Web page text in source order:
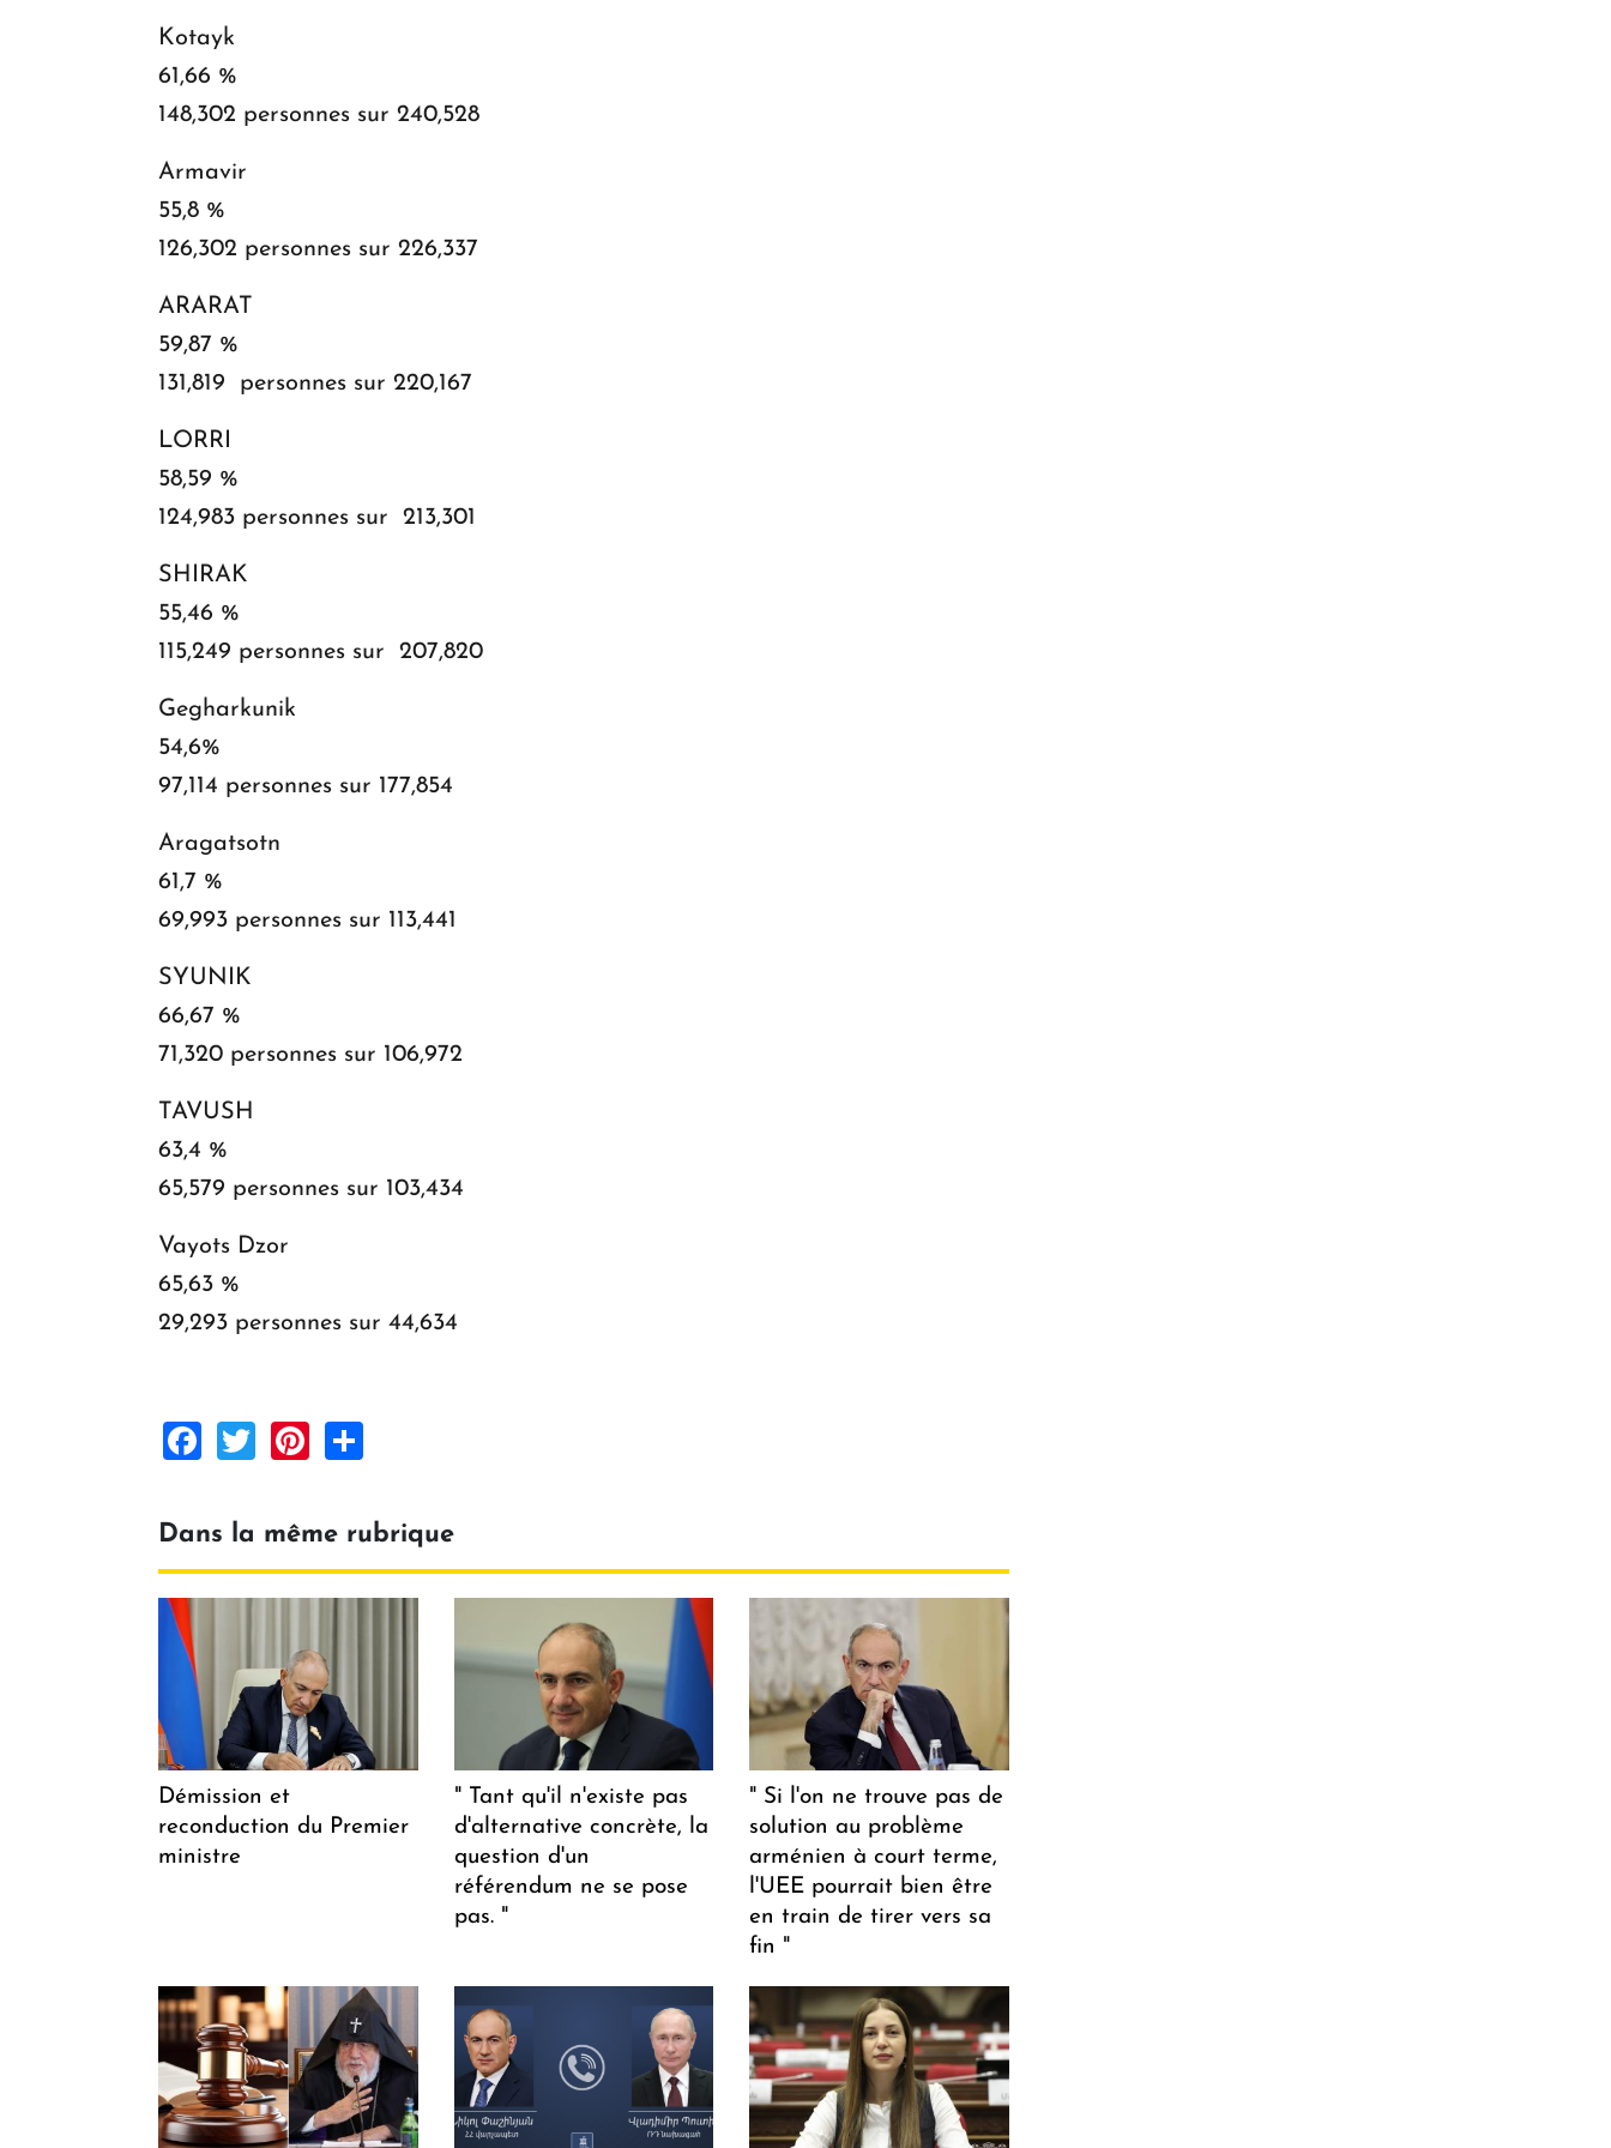
Kotayk
61,66 %
148,302 personnes sur 240,528
Armavir
55,8 %
126,302 personnes sur 226,337
ARARAT
59,87 %
131,819 personnes sur 220,167
LORRI
58,59 %
124,983 personnes sur 213,301
SHIRAK
55,46 %
115,249 personnes sur 207,820
Gegharkunik
54,6%
97,114 personnes sur 177,854
Aragatsotn
61,7 %
69,993 personnes sur 113,441
SYUNIK
66,67 %
71,320 personnes sur 106,972
TAVUSH
63,4 %
65,579 personnes sur 103,434
Vayots Dzor
65,63 %
29,293 personnes sur 44,634
Facebook
TwitterPinterest
Dans la même rubrique
Démission et
reconduction du Premier
ministre
" Tant qu'il n'existe pas
d'alternative concrète, la
question d'un
référendum ne se pose
pas. "
" Si l'on ne trouve pas de
solution au problème
arménien à court terme,
l'UEE pourrait bien être
en train de tirer vers sa
fin "